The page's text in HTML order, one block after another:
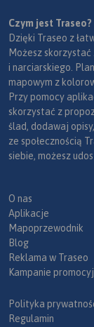
Czym jest Traseo?
Dzięki Traseo z
Możesz
i narciarskiego.
mapowym z
Przy pomocy
skorzystać z
ślad, dodawaj
ze społecznością
siebie, możesz
O nas
Aplikacje
Mapoprzewodnik
Blog
Reklama w Traseo
Kampanie
Polityka
Regulamin